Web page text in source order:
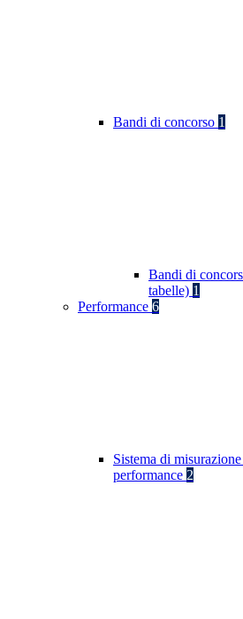
Bandi di concorso 1
Bandi di
tabelle) 1
Performance 6
Sistema di
performance 2